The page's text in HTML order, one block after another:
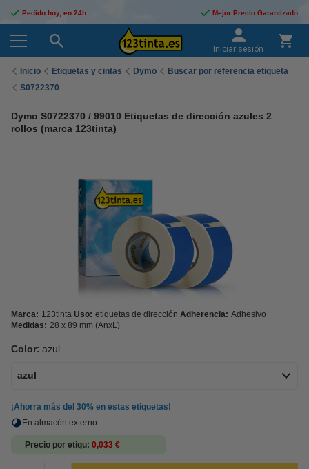
Pedido hoy, en 24h Mejor Precio Garantizado
Iniciar sesión
Inicio Etiquetas y cintas Dymo
Buscar por referencia etiqueta
S0722370
Dymo S0722370 / 99010 Etiquetas de dirección azules 2
rollos (marca 123tinta)
Marca: 123tinta Uso: etiquetas de dirección Adherencia: Adhesivo
Medidas: 28 x 89 mm (AnxL)
Color: azul
azul
¡Ahorra más del 30% en estas etiquetas!
En almacén externo
Precio por etiqu 0,033 €